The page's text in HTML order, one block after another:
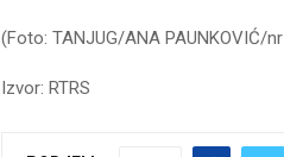
(Foto: TANJUG/ANA PAUNKOVIĆ/nr
Izvor: RTRS